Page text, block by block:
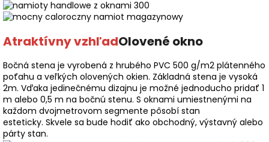
Atraktívny vzhľadOlovené okno
Bočná stena je vyrobená z hrubého PVC 500 g/m2 plátenného
poťahu a veľkých olovených okien. Základná stena je vysoká
2m. Vďaka jedinečnému dizajnu je možné jednoducho pridať 1
m alebo 0,5 m na bočnú stenu. S oknami umiestnenými na
každom dvojmetrovom segmente pôsobí stan
esteticky. Skvele sa bude hodiť ako obchodný, výstavný alebo
párty stan.